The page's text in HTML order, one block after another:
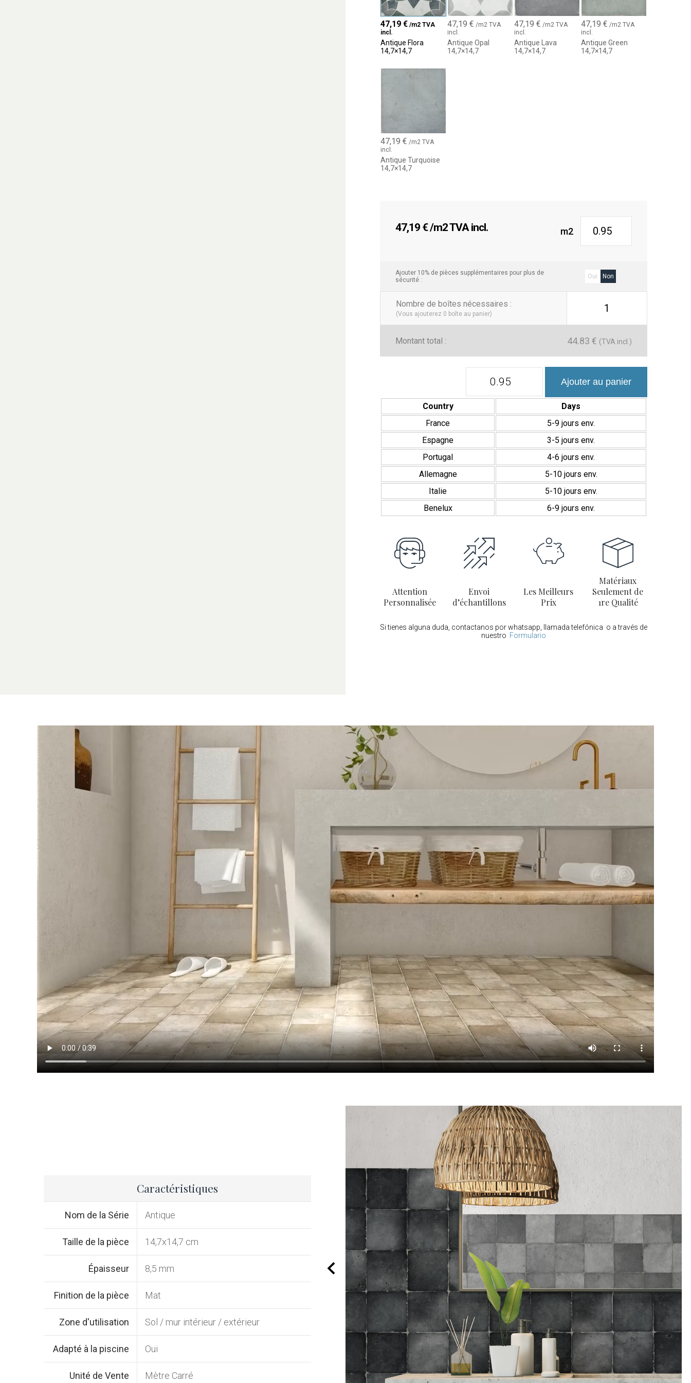
Disponible en3 couleurs
2 décors florauxinspirés des carreaux hydrauliques
Finition nuancée à l’esthétique artisanale
Allie tradition, design et durabilité
47,19€ /m2 TVA
incl.
Antique Flora
14,7×14,7
47,19€ /m2 TVA
incl.
Antique Opal
14,7×14,7
47,19€ /m2 TVA
incl.
Antique Lava
14,7×14,7
47,19€ /m2 TVA
incl.
Antique Green
14,7×14,7
47,19€ /m2 TVA
incl.
Antique Turquoise
14,7×14,7
47,19 €/m2 TVA incl. m2
Ajouter 10% de pièces supplémentaires pour plus de
sécurité :
Oui Non
Nombre de boîtes nécessaires :
(Vous ajouterez 0 boîte au panier) 1
Montant total : 44.83 € (TVA incl.)
15x15
Suelo/Pared
Mate
Ajouter au panier
Country
Days
France
5-9 jours env.
Espagne
3-5 jours env.
Portugal
4-6 jours env.
Allemagne
5-10 jours env.
Italie
5-10 jours env.
Benelux
6-9 jours env.
Attention
Personnalisée
Envoi
d’échantillons
Les Meilleurs
Prix
Matériaux
Seulement de
1re Qualité
Si tienes alguna duda, contactanos por whatsapp, llamada telefónica o a través de
nuestro Formulario
Caractéristiques
Nom de la Série Antique
Taille de la pièce 14,7x14,7 cm
Épaisseur 8,5 mm
Finition de la pièce Mat
Zone d'utilisation Sol / mur intérieur / extérieur
Adapté à la piscine Oui
Unité de Vente Mètre Carré